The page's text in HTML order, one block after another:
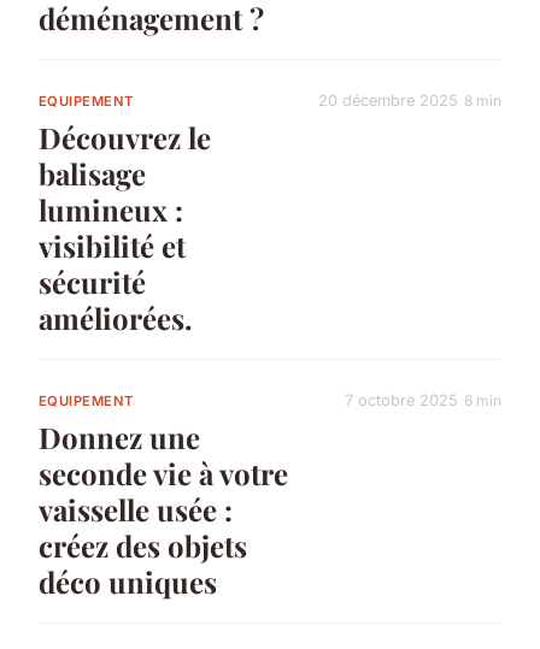
déménagement ?
EQUIPEMENT
Découvrez le
balisage
lumineux :
visibilité et
sécurité
améliorées.
20 décembre 2025 8 min
EQUIPEMENT
Donnez une
seconde vie à votre
vaisselle usée :
créez des objets
déco uniques
7 octobre 2025 6 min